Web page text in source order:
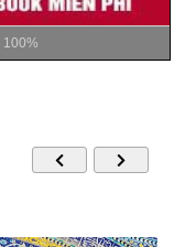
100%